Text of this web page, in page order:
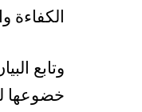
الكفاءة
وتابع
خضوعها